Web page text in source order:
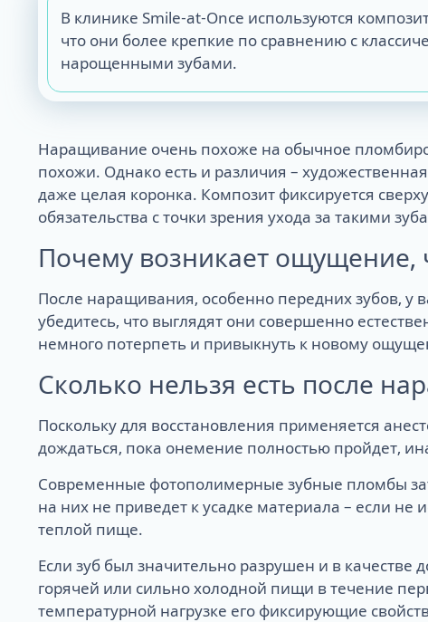
В клинике Smile-at-Once используются
что они более крепкие по сравнению с
нарощенными зубами.
Наращивание очень похоже на обычное
похожи. Однако есть и различия –
даже целая коронка. Композит фиксируется
обязательства с точки зрения ухода за такими
Почему возникает ощущение,
После наращивания, особенно передних зубов, у
убедитесь, что выглядят они совершенно
немного потерпеть и привыкнуть к новому
Сколько нельзя есть после
Поскольку для восстановления применяется
дождаться, пока онемение полностью пройдет,
Современные фотополимерные зубные пломбы
на них не приведет к усадке материала – если
теплой пище.
Если зуб был значительно разрушен и в
горячей или сильно холодной пищи в течение
температурной нагрузке его фиксирующие